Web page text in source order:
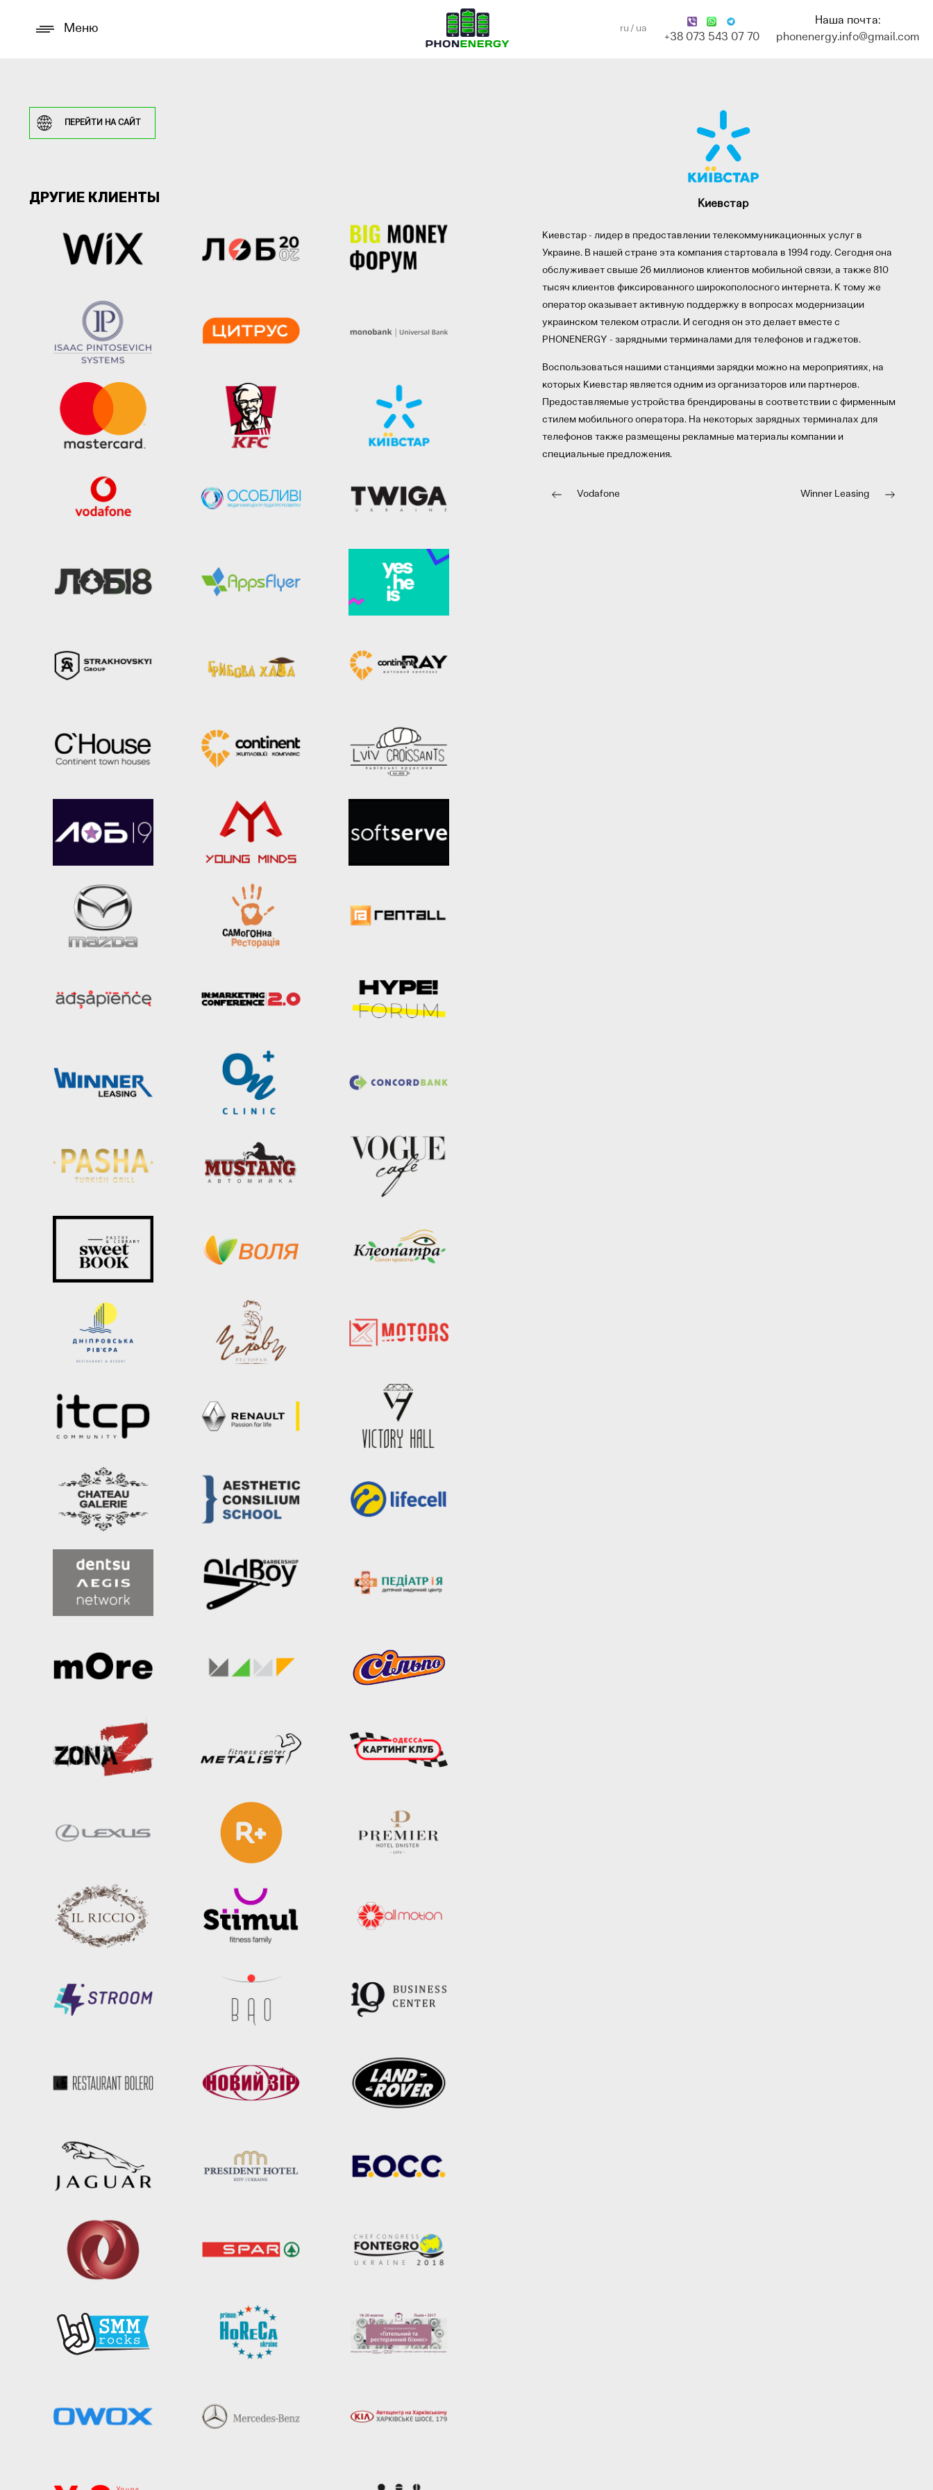
Меню ru ua
+38 073 543 07 70
Наша почта:
phonenergy.info@gmail.com
Киевстар
Киевстар - лидер в предоставлении телекоммуникационных услуг в
Украине. В нашей стране эта компания стартовала в 1994 году. Сегодня она
обслуживает свыше 26 миллионов клиентов мобильной связи, а также 810
тысяч клиентов фиксированного широкополосного интернета. К тому же
оператор оказывает активную поддержку в вопросах модернизации
украинском телеком отрасли. И сегодня он это делает вместе с
PHONENERGY - зарядными терминалами для телефонов и гаджетов.
Воспользоваться нашими станциями зарядки можно на мероприятиях, на
которых Киевстар является одним из организаторов или партнеров.
Предоставляемые устройства брендированы в соответствии с фирменным
стилем мобильного оператора. На некоторых зарядных терминалах для
телефонов также размещены рекламные материалы компании и
специальные предложения.
Vodafone Winner Leasing
ПЕРЕЙТИ НА САЙТ
ДРУГИЕ КЛИЕНТЫ